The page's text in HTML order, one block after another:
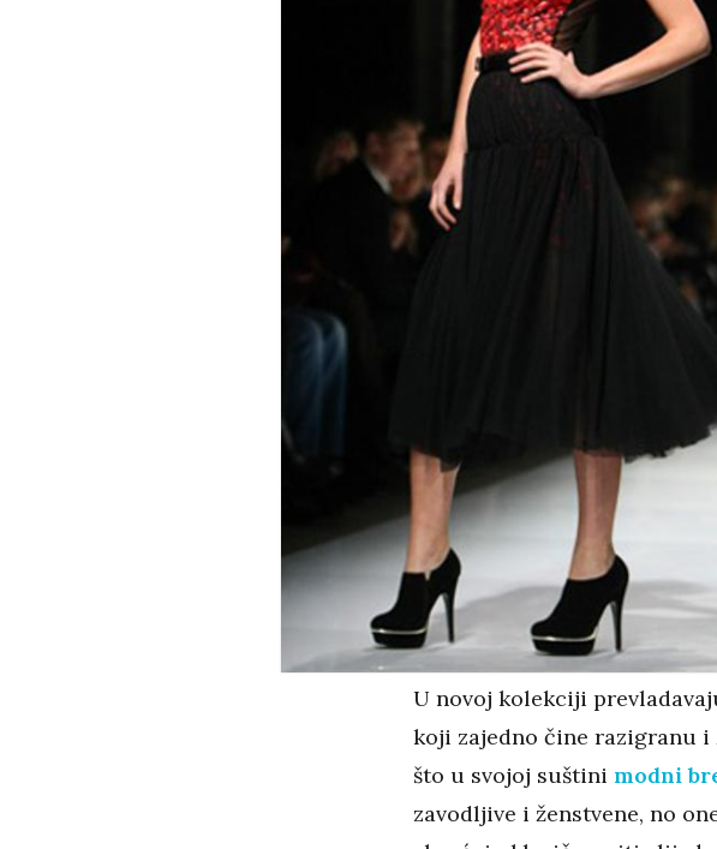
U novoj kolekciji
koji zajedno čine razigranu i
što u svojoj suštini modni
zavodljive i ženstvene, no